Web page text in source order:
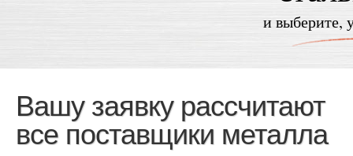
и выберите,
Вашу заявку рассчитают
все поставщики металла